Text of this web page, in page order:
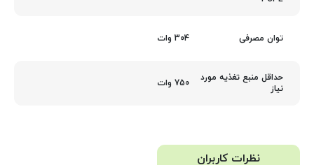
توان مصرفی 304 وات
حداقل منبع تغذیه مورد
نیاز
750 وات
نظرات کاربران